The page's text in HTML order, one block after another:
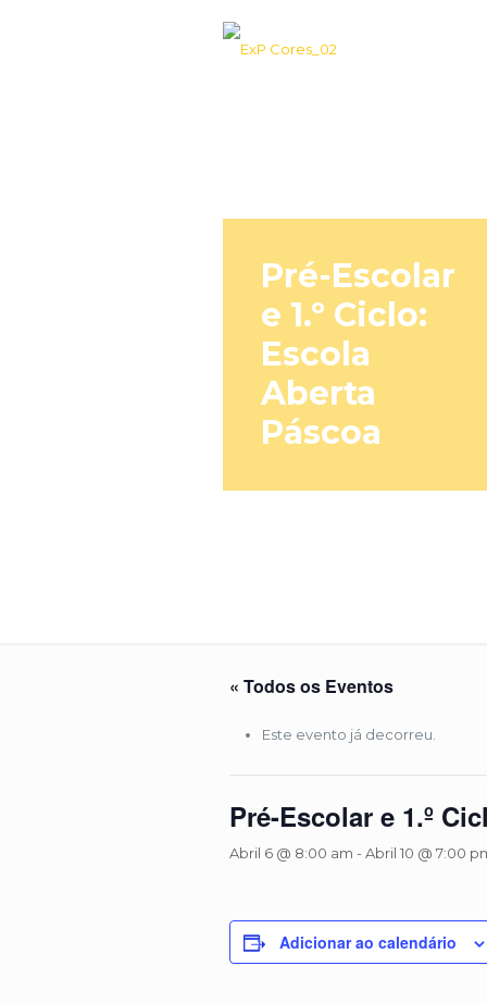
Pré-Escolar
e 1.º Ciclo:
Escola
Aberta
Páscoa
« Todos os Eventos
Este evento já decorreu.
Pré-Escolar e 1.º
Abril 6 @ 8:00 am -Abril 10 @ 7:00
Adicionar ao calendário